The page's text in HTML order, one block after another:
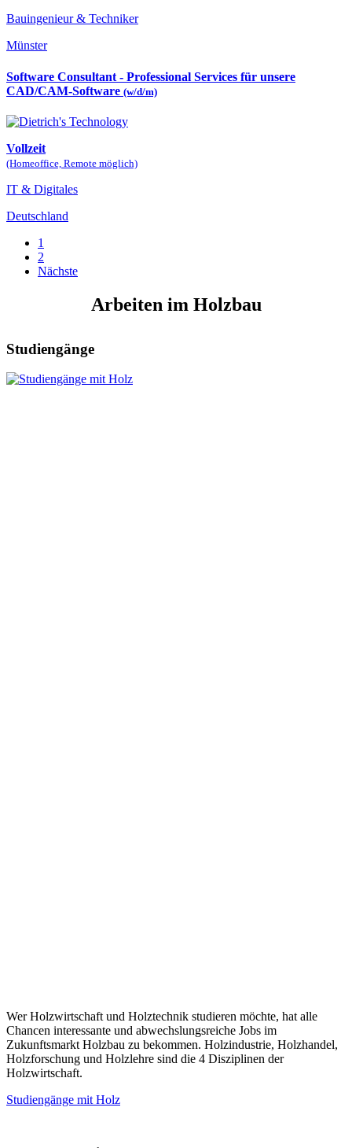
Bauingenieur & Techniker
Münster
Software Consultant - Professional Services für unsere
CAD/CAM-Software (w/d/m)
Vollzeit
(Homeoffice, Remote möglich)
IT & Digitales
Deutschland
1
2
Nächste
Arbeiten im Holzbau
Studiengänge
Wer Holzwirtschaft und Holztechnik studieren möchte, hat alle
Chancen interessante und abwechslungsreiche Jobs im
Zukunftsmarkt Holzbau zu bekommen. Holzindustrie, Holzhandel,
Holzforschung und Holzlehre sind die 4 Disziplinen der
Holzwirtschaft.
Studiengänge mit Holz